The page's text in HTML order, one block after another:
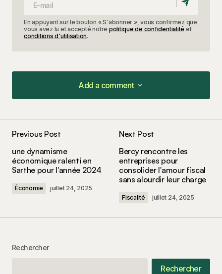
En appuyant sur le bouton « S'abonner », vous confirmez que
vous avez lu et accepté notre politique de confidentialité et
conditions d'utilisation.
Add a comment
Add a comment
champs obligatoires sont indiqués avec*
Previous Post
une dynamisme
économique ralenti en
Sarthe pour l'année 2024
Économie juillet 24, 2025
Next Post
Bercy rencontre les
entreprises pour
consolider l'amour fiscal
sans alourdir leur charge
Fiscalité juillet 24, 2025
Rechercher
Rechercher